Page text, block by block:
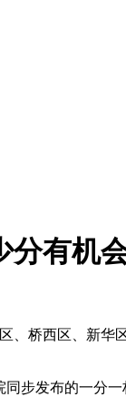
分有机
、桥西区、新
同步发布的一分